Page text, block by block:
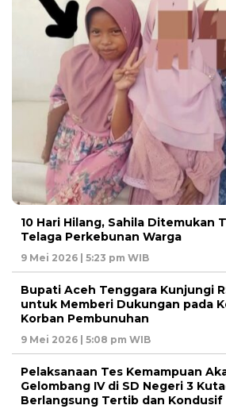
10 Hari Hilang, Sahila Ditemukan
Telaga Perkebunan Warga
9 Mei 2026 | 5:23 pm WIB
Bupati Aceh Tenggara Kunjungi
untuk Memberi Dukungan pada
Korban Pembunuhan
9 Mei 2026 | 5:08 pm WIB
Pelaksanaan Tes Kemampuan
Gelombang IV di SD Negeri 3
Berlangsung Tertib dan Kondusif